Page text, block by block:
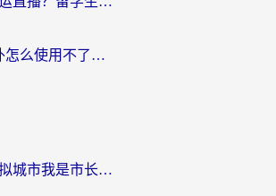
12123交管在国外怎么使用不了？海外华人必看的无缝访问国内资源指南
意大利怎么玩模拟城市我是市长？海外党国服游戏加速终极攻略（附三国3量子特攻解决办法）